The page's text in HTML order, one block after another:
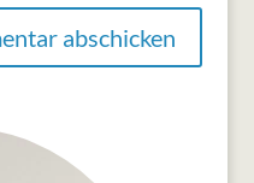
abschicken